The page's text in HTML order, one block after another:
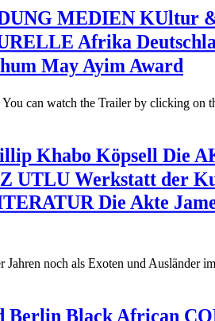
MEDIEN KUltur
Afrika
May Ayim Award
can watch the Trailer by clicking on
Khabo Köpsell Die
UTLU Werkstatt der
Die Akte
noch als Exoten und Ausländer
Berlin Black African